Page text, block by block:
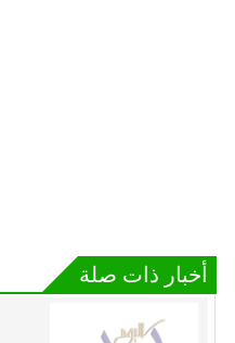
أخبار ذات صلة